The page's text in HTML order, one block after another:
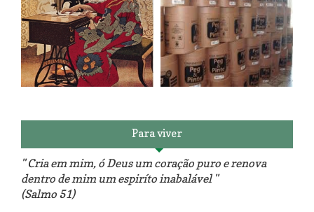
Reforma do sofá, agora é em
patchwork!
The Red Velvet !!! O Perfeito
Para viver
" Cria em mim, ó Deus um coração puro e renova
dentro de mim um espiríto inabalável "
(Salmo 51)